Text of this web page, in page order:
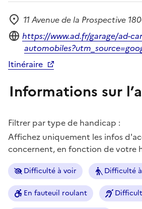
Adresse
11 Avenue de la Prospective
Site internet
https://www.ad.fr/garage/ad-
Itinéraire
Informations sur
Filtrer par type de handicap :
Affichez uniquement les infos
concernent, en fonction de votre
Difficulté à voir Difficulté
En fauteuil roulant